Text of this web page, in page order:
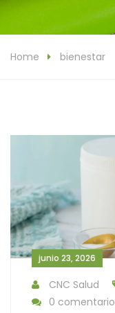
Home bienestar
junio 23, 2026
CNC Salud
0 comentario